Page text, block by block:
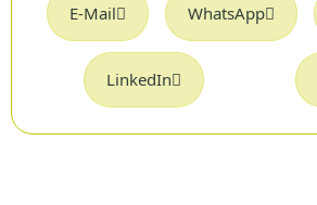
E-Mail WhatsApp
LinkedIn